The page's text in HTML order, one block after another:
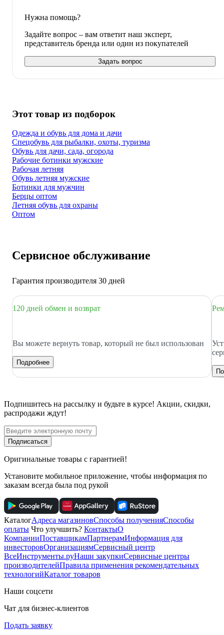
Нужна помощь?
Задайте вопрос – вам ответит наш эксперт,
представитель бренда или один из покупателей
Задать вопрос
Этот товар из подборок
Одежда и обувь для дома и дачи
Спецобувь для рыбалки, охоты, туризма
Обувь для дачи, сада, огорода
Рабочие ботинки мужские
Рабочая летняя
Обувь летняя мужские
Ботинки для мужчин
Берцы оптом
Летняя обувь для охраны
Оптом
Сервисное обслуживание
Гарантия производителя 30 дней
120 дней обмен и возврат
Вы можете вернуть товар, который не был использован
Подробнее
Подпишитесь на рассылку и будьте в курсе! Акции, скидки,
распродажи ждут!
Подписаться
Оригинальные товары с гарантией!
Установите мобильное приложение, чтобы информация по
заказам всегда была под рукой
КаталогАдреса магазиновСпособы полученияСпособы
оплаты Что улучшить? КонтактыО
КомпанииПоставщикамПартнерамИнформация для
инвесторовОрганизациямСервисный центр
ВсеИнструменты.руНаши закупкиСервисные центры
производителейПравила применения рекомендательных
технологийКаталог товаров
Наши соцсети
Чат для бизнес-клиентов
Подать заявку